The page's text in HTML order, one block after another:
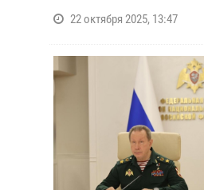
22 октября 2025, 13:47